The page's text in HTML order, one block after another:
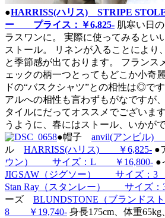
●HARRISS(ハリス) STRIPE
ー プライス：￥6,825- 肌寒い日
ラスワンに。 実際に使ってみるとい
ストール。 リネンが入ることにより
と季節感が出ております。 フランス
ェックの柄一つとってもどこか小奇
ドの“バスクシャツ”との相性は◎で
アルへの相性も言わずもがなですが
タイルにだってオススメでございま
うように、春にはストール、いかが
●帽子 anvil(アンビル
ル HARRISS(ハリス) ￥6,825- ●
ウン） サイズ：L ￥16,800- ●
JIGSAW（ジグソー） サイズ：
Stan Ray（スタンレー） サイズ
ーズ BLUNDSTONE（ブランド
8 ￥19,740- 身長175cm、体重65kg